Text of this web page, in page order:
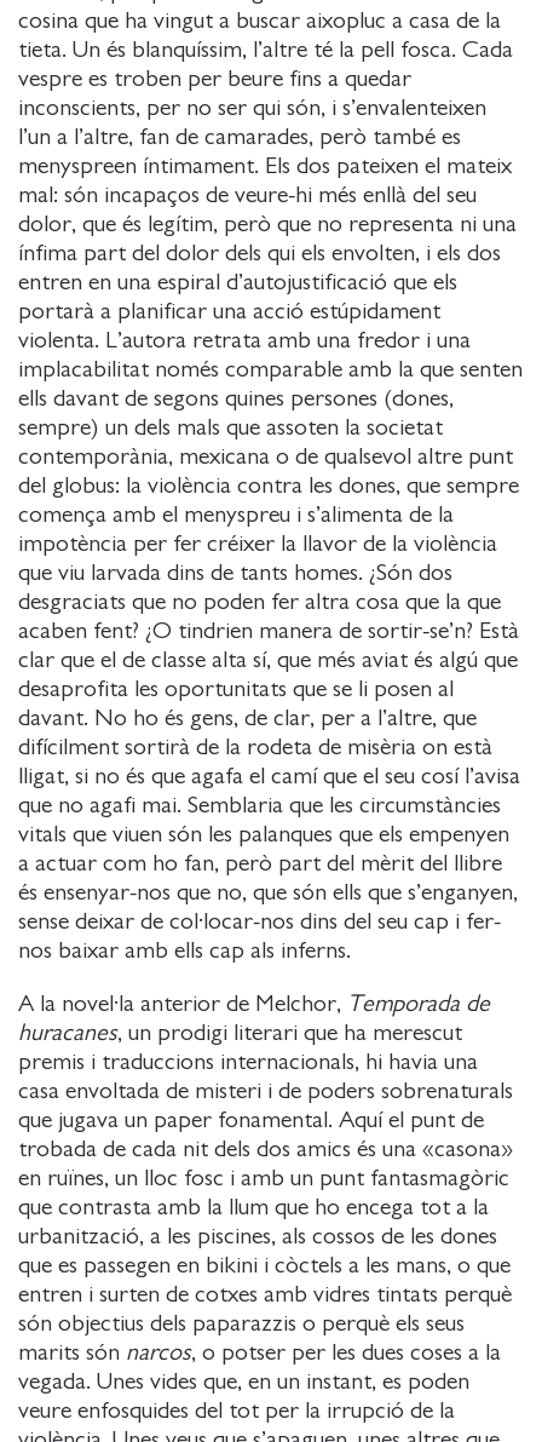
cosina que ha vingut a buscar aixopluc a casa de la
tieta. Un és blanquíssim, l’altre té la pell fosca. Cada
vespre es troben per beure fins a quedar
inconscients, per no ser qui són, i s’envalenteixen
l’un a l’altre, fan de camarades, però també es
menyspreen íntimament. Els dos pateixen el mateix
mal: són incapaços de veure-hi més enllà del seu
dolor, que és legítim, però que no representa ni una
ínfima part del dolor dels qui els envolten, i els dos
entren en una espiral d’autojustificació que els
portarà a planificar una acció estúpidament
violenta. L’autora retrata amb una fredor i una
implacabilitat només comparable amb la que senten
ells davant de segons quines persones (dones,
sempre) un dels mals que assoten la societat
contemporània, mexicana o de qualsevol altre punt
del globus: la violència contra les dones, que sempre
comença amb el menyspreu i s’alimenta de la
impotència per fer créixer la llavor de la violència
que viu larvada dins de tants homes. ¿Són dos
desgraciats que no poden fer altra cosa que la que
acaben fent? ¿O tindrien manera de sortir-se’n? Està
clar que el de classe alta sí, que més aviat és algú que
desaprofita les oportunitats que se li posen al
davant. No ho és gens, de clar, per a l’altre, que
difícilment sortirà de la rodeta de misèria on està
lligat, si no és que agafa el camí que el seu cosí l’avisa
que no agafi mai. Semblaria que les circumstàncies
vitals que viuen són les palanques que els empenyen
a actuar com ho fan, però part del mèrit del llibre
és ensenyar-nos que no, que són ells que s’enganyen,
sense deixar de col·locar-nos dins del seu cap i fer-
nos baixar amb ells cap als inferns.
A la novel·la anterior de Melchor, Temporada de
huracanes, un prodigi literari que ha merescut
premis i traduccions internacionals, hi havia una
casa envoltada de misteri i de poders sobrenaturals
que jugava un paper fonamental. Aquí el punt de
trobada de cada nit dels dos amics és una «casona»
en ruïnes, un lloc fosc i amb un punt fantasmagòric
que contrasta amb la llum que ho encega tot a la
urbanització, a les piscines, als cossos de les dones
que es passegen en bikini i còctels a les mans, o que
entren i surten de cotxes amb vidres tintats perquè
són objectius dels paparazzis o perquè els seus
marits són narcos, o potser per les dues coses a la
vegada. Unes vides que, en un instant, es poden
veure enfosquides del tot per la irrupció de la